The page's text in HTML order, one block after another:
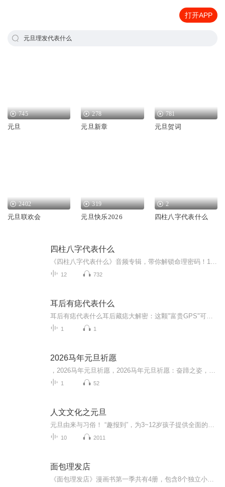
打开APP
元旦理发代表什么
745
元旦
278
元旦新章
781
元旦贺词
2402
元旦联欢会
319
元旦快乐2026
2
四柱八字代表什么
四柱八字代表什么
12 732
耳后有痣代表什么
1 1
2026马年元旦祈愿
1 52
人文文化之元旦
10 2011
面包理发店